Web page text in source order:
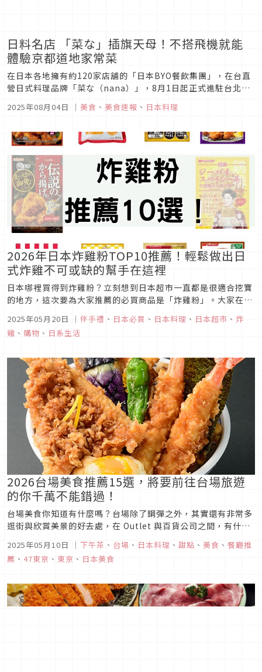
日料名店 「菜な」插旗天母！不搭飛機就能
體驗京都道地家常菜
在日本各地擁有約120家店舖的「日本BYO餐飲集團」，在台直
營日式料理品牌「菜な（nana）」，8月1日起正式進駐台北大
多間包廂，打造結合京都風格與現代簡約美學的用餐空間，主打
都家常味
2025年08月04日 ｜ 美食 、 美食速報 、 日本料理
2026年日本炸雞粉TOP10推薦！輕鬆做出日
式炸雞不可或缺的幫手在這裡
日本哪裡買得到炸雞粉？立刻想到日本超市一直都是很適合挖寶
的地方，這次要為大家推薦的必買商品是「炸雞粉」。大家在日
可以輕鬆地做出道地的日式炸雞。方便有好用的炸雞粉在日本也
是百百款，這邊就為大家整理推薦有哪些熱賣的炸雞粉商品，是
2025年05月20日 ｜ 伴手禮 、 日本必買 、 日本料理 、 日本超市 、 炸
雞 、 購物 、 日系生活
2026台場美食推薦15選，將要前往台場旅遊
的你千萬不能錯過！
台場美食你知道有什麼嗎？台場除了鋼彈之外，其實還有非常多
逛街與欣賞美景的好去處，在 Outlet 與百貨公司之間，有什麼
不能錯過的台場美食呢？快來跟我一起看下去吧！
2025年05月10日 ｜ 下午茶 、 台場 、 日本料理 、 甜點 、 美食 、 餐廳推
薦 、 47東京 、 東京 、 日本美食